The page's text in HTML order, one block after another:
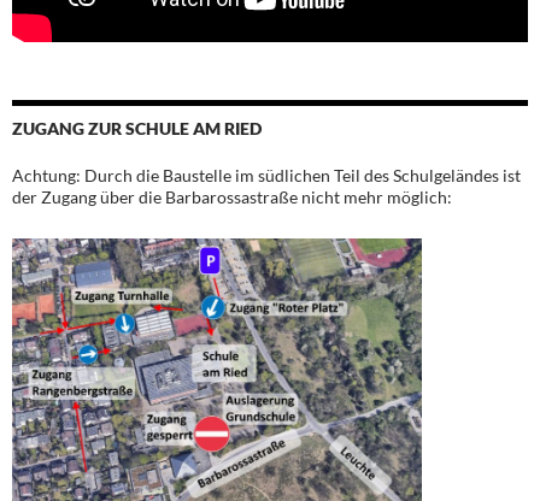
ZUGANG ZUR SCHULE AM RIED
Achtung: Durch die Baustelle im südlichen Teil des Schulgeländes ist
der Zugang über die Barbarossastraße nicht mehr möglich: